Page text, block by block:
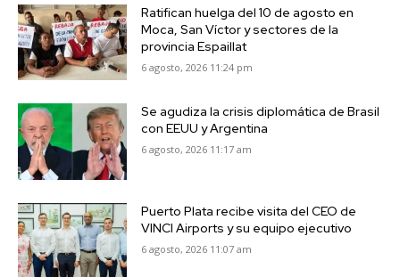
Ratifican huelga del 10 de agosto en
Moca, San Víctor y sectores de la
provincia Espaillat
6 agosto, 2026 11:24 pm
Se agudiza la crisis diplomática de Brasil
con EEUU y Argentina
6 agosto, 2026 11:17 am
Puerto Plata recibe visita del CEO de
VINCI Airports y su equipo ejecutivo
6 agosto, 2026 11:07 am